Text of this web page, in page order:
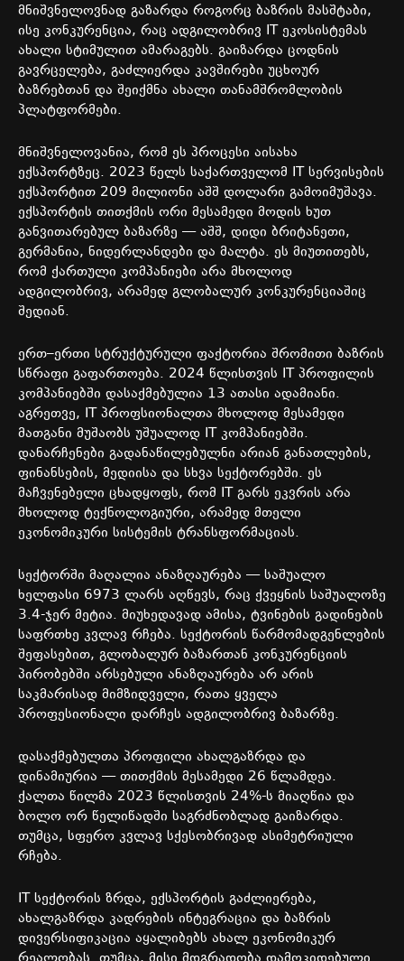
მნიშვნელოვნად გაზარდა როგორც ბაზრის მასშტაბი,
ისე კონკურენცია, რაც ადგილობრივ ITეკოსისტემას
ახალი სტიმულით ამარაგებს. გაიზარდა ცოდნის
გავრცელება, გაძლიერდა კავშირები უცხოურ
ბაზრებთან და შეიქმნა ახალი თანამშრომლობის
პლატფორმები.
მნიშვნელოვანია, რომ ეს პროცესი აისახა
ექსპორტზეც. 2023 წელს საქართველომ ITსერვისების
ექსპორტით 209 მილიონი აშშ დოლარი გამოიმუშავა.
ექსპორტის თითქმის ორი მესამედი მოდის ხუთ
განვითარებულ ბაზარზე —აშშ, დიდი ბრიტანეთი,
გერმანია, ნიდერლანდები და მალტა. ეს მიუთითებს,
რომ ქართული კომპანიები არა მხოლოდ
ადგილობრივ, არამედ გლობალურ კონკურენციაშიც
შედიან.
ერთ–ერთი სტრუქტურული ფაქტორია შრომითი ბაზრის
სწრაფი გაფართოება. 2024 წლისთვის ITპროფილის
კომპანიებში დასაქმებულია 13 ათასი ადამიანი.
აგრეთვე, IT პროფსიონალთა მხოლოდ მესამედი
მათგანი მუშაობს უშუალოდ ITკომპანიებში.
დანარჩენები გადანაწილებულნი არიან განათლების,
ფინანსების, მედიისა და სხვა სექტორებში. ეს
მაჩვენებელი ცხადყოფს, რომ ITგარს ეკვრის არა
მხოლოდ ტექნოლოგიური, არამედ მთელი
ეკონომიკური სისტემის ტრანსფორმაციას.
სექტორში მაღალია ანაზღაურება —საშუალო
ხელფასი 6973 ლარს აღწევს, რაც ქვეყნის საშუალოზე
3.4-ჯერ მეტია. მიუხედავად ამისა, ტვინების გადინების
საფრთხე კვლავ რჩება. სექტორის წარმომადგენლების
შეფასებით, გლობალურ ბაზართან კონკურენციის
პირობებში არსებული ანაზღაურება არ არის
საკმარისად მიმზიდველი, რათა ყველა
პროფესიონალი დარჩეს ადგილობრივ ბაზარზე.
დასაქმებულთა პროფილი ახალგაზრდა და
დინამიურია —თითქმის მესამედი 26 წლამდეა.
ქალთა წილმა 2023 წლისთვის 24%-ს მიაღწია და
ბოლო ორ წელიწადში საგრძნობლად გაიზარდა.
თუმცა, სფერო კვლავ სქესობრივად ასიმეტრიული
რჩება.
ITსექტორის ზრდა, ექსპორტის გაძლიერება,
ახალგაზრდა კადრების ინტეგრაცია და ბაზრის
დივერსიფიკაცია აყალიბებს ახალ ეკონომიკურ